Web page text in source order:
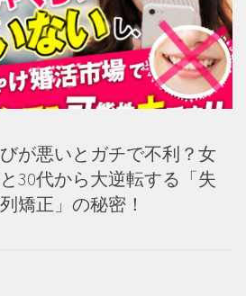
が悪いとガチで不利？女
30代から大逆転する「失
矯正」の秘密！